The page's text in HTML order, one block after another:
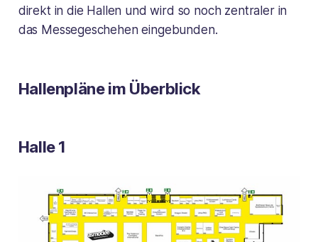
direkt in die Hallen und wird so noch zentraler in
das Messegeschehen eingebunden.
Hallenpläne im Überblick
Halle 1